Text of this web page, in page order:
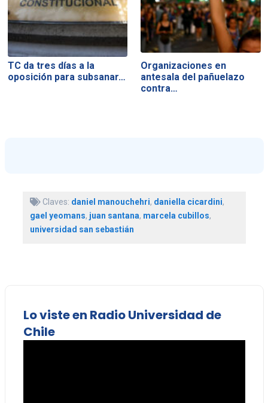
TC da tres días a la
oposición para subsanar…
Organizaciones en
antesala del pañuelazo
contra…
Claves: daniel manouchehri, daniella cicardini,
gael yeomans, juan santana, marcela cubillos,
universidad san sebastián
Lo viste en Radio Universidad de
Chile